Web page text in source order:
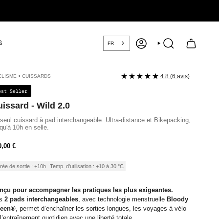
FR COMPTE RECHERCHE
› CUISSARDS
Seller
- Wild 2.0
seul cuissard à pad interchangeable. Ultra-distance et Bikepacking,
10h en selle.
4.8 (6 avis)
€
de sortie : +10h Temp. d'utilisation : +10 à 30 °C
pour accompagner les pratiques les plus exigeantes.
2 pads interchangeables, avec technologie menstruelle Bloody
, permet d’enchaîner les sorties longues, les voyages à vélo